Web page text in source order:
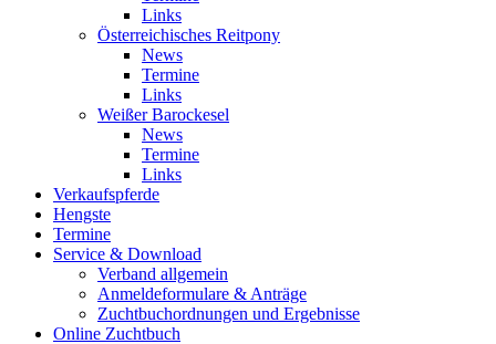
Links
Österreichisches Reitpony
News
Termine
Links
Weißer Barockesel
News
Termine
Links
Verkaufspferde
Hengste
Termine
Service & Download
Verband allgemein
Anmeldeformulare & Anträge
Zuchtbuchordnungen und Ergebnisse
Online Zuchtbuch